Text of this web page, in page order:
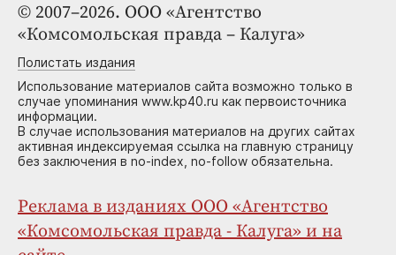
© 2007–2026. ООО «Агентство
«Комсомольская правда – Калуга»
Полистать издания
Использование материалов сайта возможно только в
случае упоминания www.kp40.ru как первоисточника
информации.
В случае использования материалов на других сайтах
активная индексируемая ссылка на главную страницу
без заключения в no-index, no-follow обязательна.
Реклама в изданиях ООО «Агентство
«Комсомольская правда - Калуга» и на